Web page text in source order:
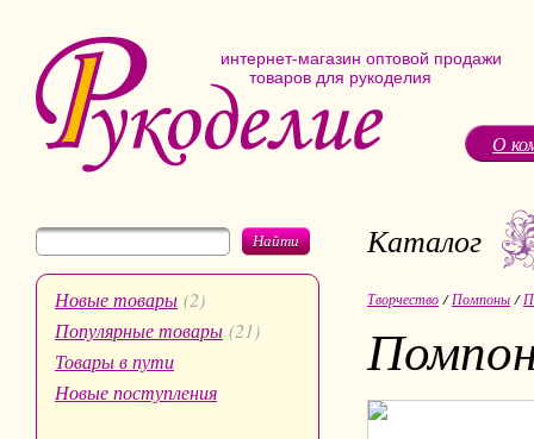
интернет-магазин оптовой продажи
товаров для рукоделия
О
Найти
Новые товары (2)
Популярные товары (21)
Товары в пути
Новые поступления
Каталог
Творчество /Помпоны /